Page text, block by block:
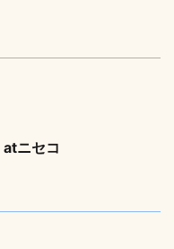
ニセコ